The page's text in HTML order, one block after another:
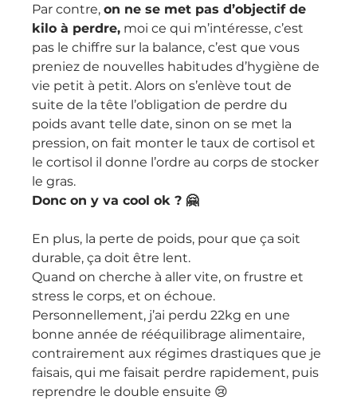
Par contre, on ne se met pas d’objectif de
kilo à perdre, moi ce qui m’intéresse, c’est
pas le chiffre sur la balance, c’est que vous
preniez de nouvelles habitudes d’hygiène de
vie petit à petit. Alors on s’enlève tout de
suite de la tête l’obligation de perdre du
poids avant telle date, sinon on se met la
pression, on fait monter le taux de cortisol et
le cortisol il donne l’ordre au corps de stocker
le gras.
Donc on y va cool ok ? 🤗
En plus, la perte de poids, pour que ça soit
durable, ça doit être lent.
Quand on cherche à aller vite, on frustre et
stress le corps, et on échoue.
Personnellement, j’ai perdu 22kg en une
bonne année de rééquilibrage alimentaire,
contrairement aux régimes drastiques que je
faisais, qui me faisait perdre rapidement, puis
reprendre le double ensuite 😢